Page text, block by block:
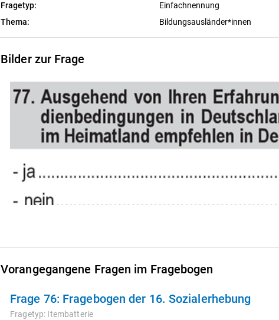
Fragetyp:
Einfachnennung
Thema:
Bildungsausländer*innen
Bilder zur Frage
Vorangegangene Fragen im Fragebogen
Frage 76: Fragebogen der 16. Sozialerhebung
Fragetyp: Itembatterie